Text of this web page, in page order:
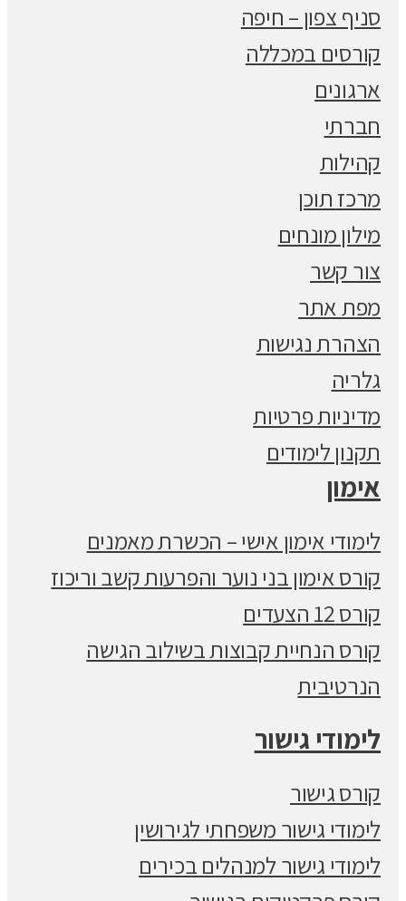
סניף צפון – חיפה
קורסים במכללה
ארגונים
חברתי
קהילות
מרכז תוכן
מילון מונחים
צור קשר
מפת אתר
הצהרת נגישות
גלריה
מדיניות פרטיות
תקנון לימודים
אימון
לימודי אימון אישי – הכשרת מאמנים
קורס אימון בני נוער והפרעות קשב וריכוז
קורס 12 הצעדים
קורס הנחיית קבוצות בשילוב הגישה
הנרטיבית
לימודי גישור
קורס גישור
לימודי גישור משפחתי לגירושין
לימודי גישור למנהלים בכירים